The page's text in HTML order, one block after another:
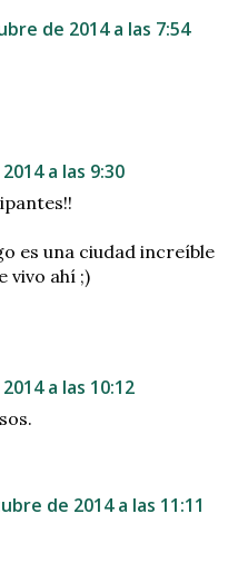
de 2014 a las 7:54
a las 9:30
es una ciudad increíble
vivo ahí ;)
a las 10:12
de 2014 a las 11:11